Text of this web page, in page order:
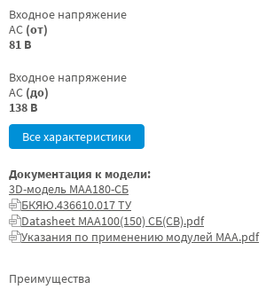
Входное напряжение
AC (от)
81 В
Входное напряжение
AC (до)
138 В
Все характеристики
Преимущества
Документация к модели:
3D-модель МАА180-СБ
БКЯЮ.436610.017 ТУ
Datasheet МАА100(150) СБ(СВ).pdf
Указания по применению модулей МАА.pdf